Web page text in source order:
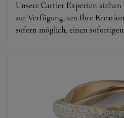
Unsere Cartier Experten
zur Verfügung, um Ihre
sofern möglich, einen